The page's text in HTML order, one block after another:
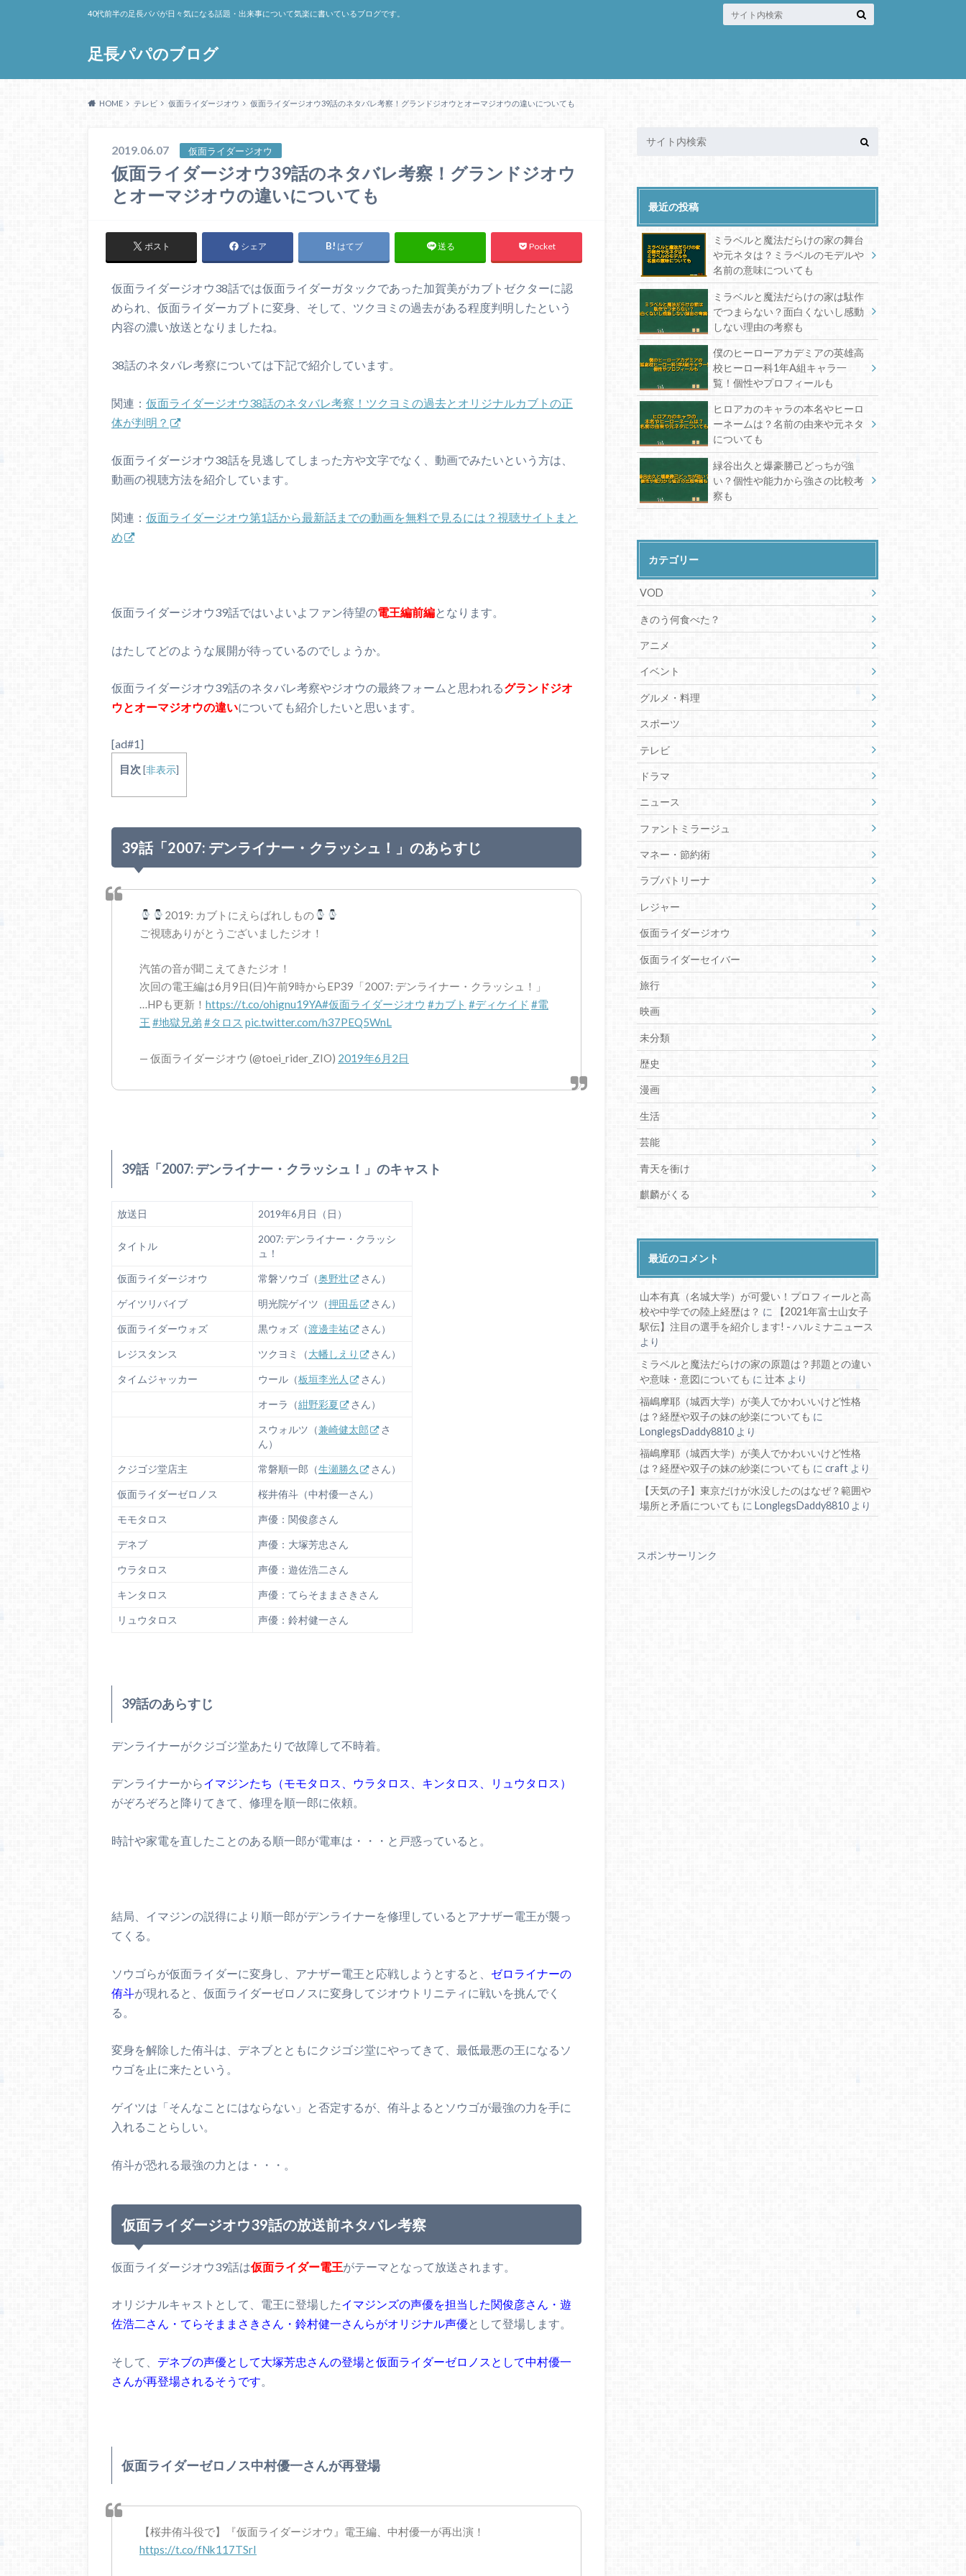
足長パパのブログ
40代前半の足長パパが日々気になる話題・出来事について気楽に書いているブログです。
HOME テレビ 仮面ライダージオウ 仮面ライダージオウ39話のネタバレ考察！グランドジオウとオーマジオウの違いについても
2019.06.07 仮面ライダージオウ
仮面ライダージオウ39話のネタバレ考察！グランドジオウ
とオーマジオウの違いについても
ポスト シェア はてブ 送る Pocket
仮面ライダージオウ38話では仮面ライダーガタックであった加賀美がカブトゼクターに認
められ、仮面ライダーカブトに変身、そして、ツクヨミの過去がある程度判明したという
内容の濃い放送となりましたね。
38話のネタバレ考察については下記で紹介しています。
関連： 仮面ライダージオウ38話のネタバレ考察！ツクヨミの過去とオリジナルカブトの正
体が判明？
仮面ライダージオウ38話を見逃してしまった方や文字でなく、動画でみたいという方は、
動画の視聴方法を紹介しています。
関連： 仮面ライダージオウ第1話から最新話までの動画を無料で見るには？視聴サイトまと
め
仮面ライダージオウ39話ではいよいよファン待望の電王編前編となります。
はたしてどのような展開が待っているのでしょうか。
仮面ライダージオウ39話のネタバレ考察やジオウの最終フォームと思われるグランドジオ
ウとオーマジオウの違いについても紹介したいと思います。
[ad#1]
目次 [非表示]
39話「2007: デンライナー・クラッシュ！」のあらすじ
2019: カブトにえらばれしもの
ご視聴ありがとうございましたジオ！
汽笛の音が聞こえてきたジオ！
次回の電王編は6月9日(日)午前9時からEP39「2007: デンライナー・クラッシュ！」
…HPも更新！ https://t.co/ohignu19YA#仮面ライダージオウ #カブト #ディケイド #電
王 #地獄兄弟 #タロス pic.twitter.com/h37PEQ5WnL
— 仮面ライダージオウ (@toei_rider_ZIO) 2019年6月2日
39話「2007: デンライナー・クラッシュ！」のキャスト
放送日 2019年6月日（日）
タイトル
2007: デンライナー・クラッシ
ュ！
仮面ライダージオウ 常磐ソウゴ（奥野壮 さん）
ゲイツリバイブ 明光院ゲイツ（押田岳 さん）
仮面ライダーウォズ 黒ウォズ（渡邊圭祐 さん）
レジスタンス ツクヨミ（大幡しえり さん）
タイムジャッカー ウール（板垣李光人 さん）
オーラ（紺野彩夏 さん）
スウォルツ（兼崎健太郎
さ
ん）
クジゴジ堂店主 常磐順一郎（生瀬勝久 さん）
仮面ライダーゼロノス 桜井侑斗（中村優一さん）
モモタロス 声優：関俊彦さん
デネブ 声優：大塚芳忠さん
ウラタロス 声優：遊佐浩二さん
キンタロス 声優：てらそままさきさん
リュウタロス 声優：鈴村健一さん
39話のあらすじ
デンライナーがクジゴジ堂あたりで故障して不時着。
デンライナーからイマジンたち（モモタロス、ウラタロス、キンタロス、リュウタロス）
がぞろぞろと降りてきて、修理を順一郎に依頼。
時計や家電を直したことのある順一郎が電車は・・・と戸惑っていると。
結局、イマジンの説得により順一郎がデンライナーを修理しているとアナザー電王が襲っ
てくる。
ソウゴらが仮面ライダーに変身し、アナザー電王と応戦しようとすると、 ゼロライナーの
侑斗が現れると、仮面ライダーゼロノスに変身してジオウトリニティに戦いを挑んでく
る。
変身を解除した侑斗は、デネブとともにクジゴジ堂にやってきて、最低最悪の王になるソ
ウゴを止に来たという。
ゲイツは「そんなことにはならない」と否定するが、侑斗よるとソウゴが最強の力を手に
入れることらしい。
侑斗が恐れる最強の力とは・・・。
仮面ライダージオウ39話の放送前ネタバレ考察
仮面ライダージオウ39話は仮面ライダー電王がテーマとなって放送されます。
オリジナルキャストとして、電王に登場したイマジンズの声優を担当した関俊彦さん・遊
佐浩二さん・てらそままさきさん・鈴村健一さんらがオリジナル声優として登場します。
そして、 デネブの声優として大塚芳忠さんの登場と仮面ライダーゼロノスとして中村優一
さんが再登場されるそうです
仮面ライダーゼロノス中村優一さんが再登場
【桜井侑斗役で】『仮面ライダージオウ』電王編、中村優一が再出演！
https://t.co/fNk117TSrI
最近の投稿
ミラベルと魔法だらけの家の舞台
や元ネタは？ミラベルのモデルや
名前の意味についても
ミラベルと魔法だらけの家は駄作
でつまらない？面白くないし感動
しない理由の考察も
僕のヒーローアカデミアの英雄高
校ヒーロー科1年A組キャラ一
覧！個性やプロフィールも
ヒロアカのキャラの本名やヒーロ
ーネームは？名前の由来や元ネタ
についても
緑谷出久と爆豪勝己どっちが強
い？個性や能力から強さの比較考
察も
カテゴリー
VOD
きのう何食べた？
アニメ
イベント
グルメ・料理
スポーツ
テレビ
ドラマ
ニュース
ファントミラージュ
マネー・節約術
ラブパトリーナ
レジャー
仮面ライダージオウ
仮面ライダーセイバー
旅行
映画
未分類
歴史
漫画
生活
芸能
青天を衝け
麒麟がくる
最近のコメント
山本有真（名城大学）が可愛い！プロフィールと高
校や中学での陸上経歴は？ に
【2021年富士山女子
駅伝】注目の選手を紹介します! - ハルミナニュース
より
ミラベルと魔法だらけの家の原題は？邦題との違い
や意味・意図についても に辻本 より
福嶋摩耶（城西大学）が美人でかわいいけど性格
は？経歴や双子の妹の紗楽についても に
LonglegsDaddy8810 より
福嶋摩耶（城西大学）が美人でかわいいけど性格
は？経歴や双子の妹の紗楽についても にcraft より
【天気の子】東京だけが水没したのはなぜ？範囲や
場所と矛盾についても にLonglegsDaddy8810 より
スポンサーリンク